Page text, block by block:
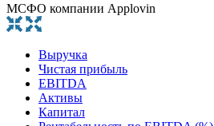
МСФО компании Applovin
Выручка
Чистая прибыль
EBITDA
Активы
Капитал